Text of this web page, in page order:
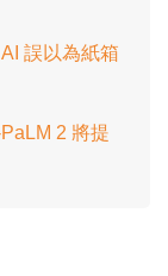
誤以為紙箱
2 將提